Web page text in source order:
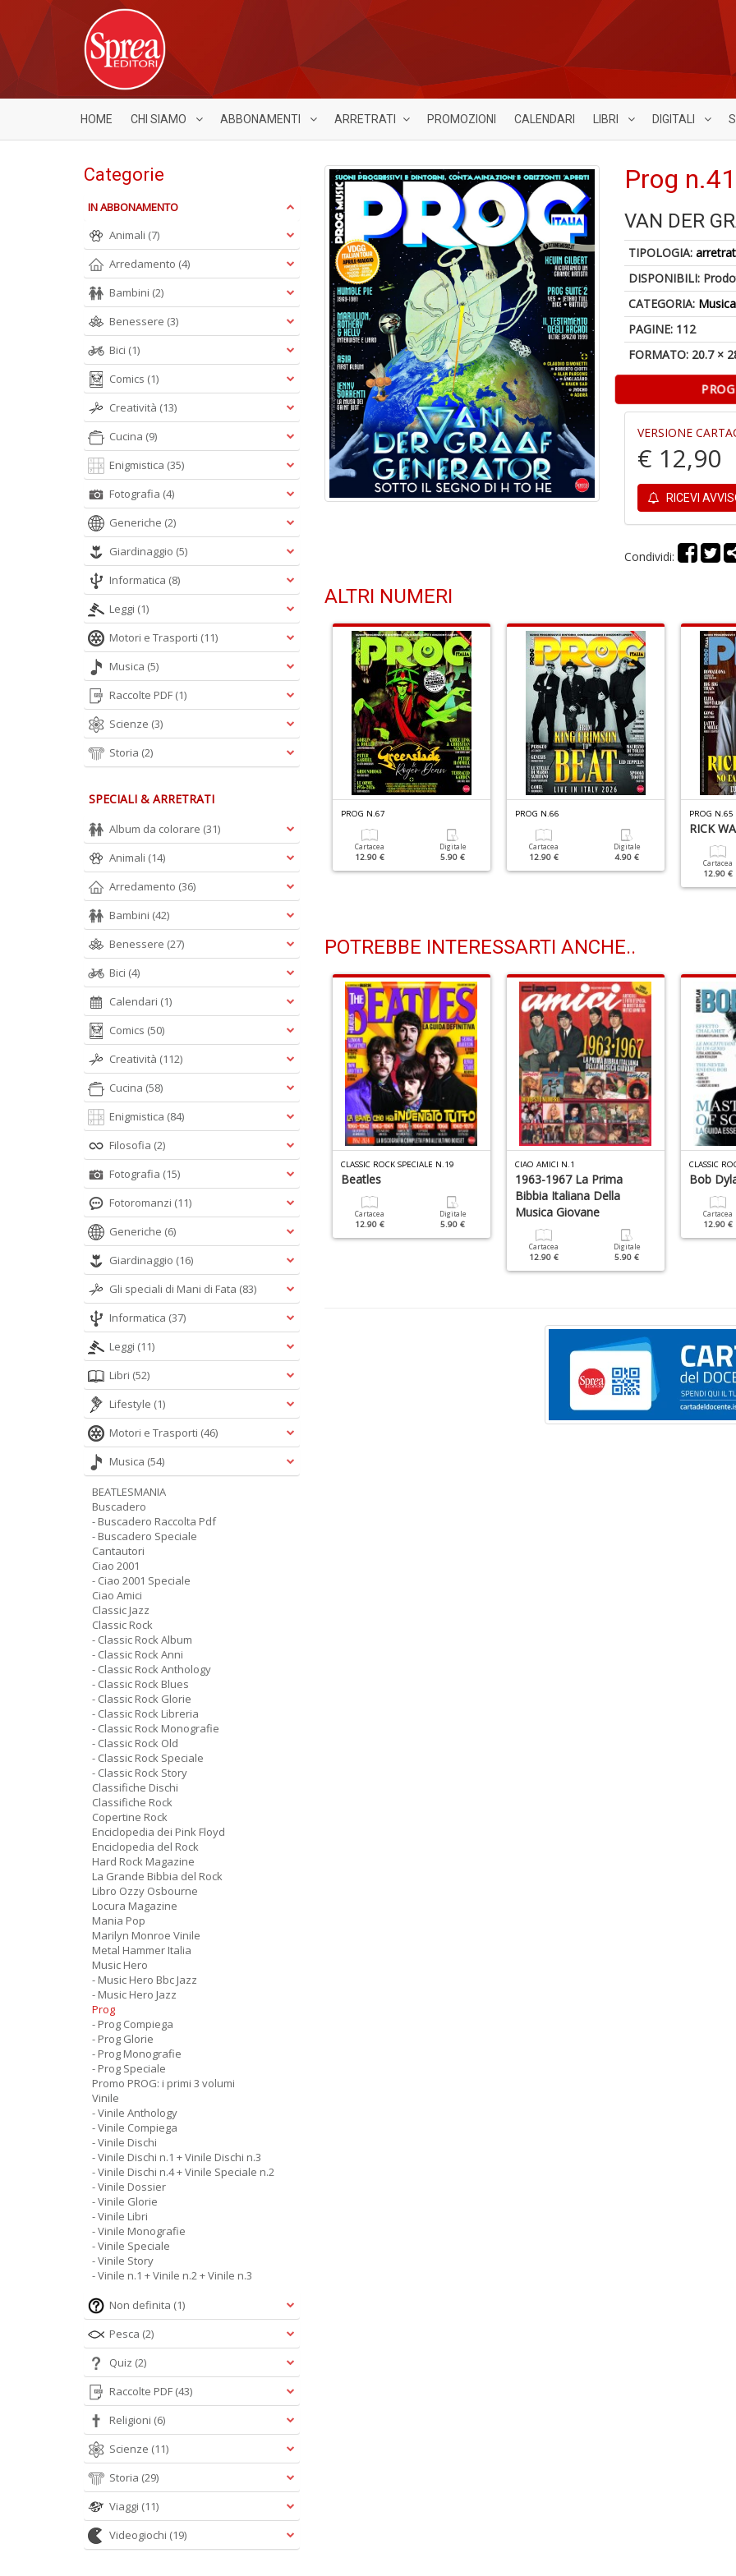
HOME CHI SIAMO ABBONAMENTI ARRETRATI PROMOZIONI CALENDARI LIBRI DIGITALI
Prog n.41
VAN DER
TIPOLOGIA:
DISPONIBILI:
CATEGORIA: Musica
PAGINE: 112
FORMATO: 20.7 ×
VERSIONE
€ 12,90
RICEVI
Condividi:
ALTRI NUMERI
Digitale
4.90 €
I Capolavori Italiani Di 50
Anni Fa
12.90 € 4.90 €
PROG N.67
Cartacea
12.90 €
Digitale
5.90 €
PROG N.66
Cartacea
12.90 €
Digitale
4.90 €
PROG N.65
RICK
Cartacea
12.90 €
POTREBBE INTERESSARTI ANCHE..
4.90 €
Elvis: Christmas Album
CLASSIC ROCK SPECIALE N.19
Beatles
Cartacea
12.90 €
Digitale
5.90 €
CIAO AMICI N.1
1963-1967 La Prima
Bibbia Italiana Della
Musica Giovane
Cartacea
12.90 €
Digitale
5.90 €
CLASSIC
Bob
Cartacea
12.90 €
Categorie
IN ABBONAMENTO
Animali (7)
Arredamento (4)
Bambini (2)
Benessere (3)
Bici (1)
Comics (1)
Creatività (13)
Cucina (9)
Enigmistica (35)
Fotografia (4)
Generiche (2)
Giardinaggio (5)
Informatica (8)
Leggi (1)
Motori e Trasporti (11)
Musica (5)
Raccolte PDF (1)
Scienze (3)
Storia (2)
SPECIALI & ARRETRATI
Album da colorare (31)
Animali (14)
Arredamento (36)
Bambini (42)
Benessere (27)
Bici (4)
Calendari (1)
Comics (50)
Creatività (112)
Cucina (58)
Enigmistica (84)
Filosofia (2)
Fotografia (15)
Fotoromanzi (11)
Generiche (6)
Giardinaggio (16)
Gli speciali di Mani di Fata (83)
Informatica (37)
Leggi (11)
Libri (52)
Lifestyle (1)
Motori e Trasporti (46)
Musica (54)
BEATLESMANIA
Buscadero
- Buscadero Raccolta Pdf
- Buscadero Speciale
Cantautori
Ciao 2001
- Ciao 2001 Speciale
Ciao Amici
Classic Jazz
Classic Rock
- Classic Rock Album
- Classic Rock Anni
- Classic Rock Anthology
- Classic Rock Blues
- Classic Rock Glorie
- Classic Rock Libreria
- Classic Rock Monografie
- Classic Rock Old
- Classic Rock Speciale
- Classic Rock Story
Classifiche Dischi
Classifiche Rock
Copertine Rock
Enciclopedia dei Pink Floyd
Enciclopedia del Rock
Hard Rock Magazine
La Grande Bibbia del Rock
Libro Ozzy Osbourne
Locura Magazine
Mania Pop
Marilyn Monroe Vinile
Metal Hammer Italia
Music Hero
- Music Hero Bbc Jazz
- Music Hero Jazz
Prog
- Prog Compiega
- Prog Glorie
- Prog Monografie
- Prog Speciale
Promo PROG: i primi 3 volumi
Vinile
- Vinile Anthology
- Vinile Compiega
- Vinile Dischi
- Vinile Dischi n.1 + Vinile Dischi n.3
- Vinile Dischi n.4 + Vinile Speciale n.2
- Vinile Dossier
- Vinile Glorie
- Vinile Libri
- Vinile Monografie
- Vinile Speciale
- Vinile Story
- Vinile n.1 + Vinile n.2 + Vinile n.3
Non definita (1)
Pesca (2)
Quiz (2)
Raccolte PDF (43)
Religioni (6)
Scienze (11)
Storia (29)
Viaggi (11)
Videogiochi (19)